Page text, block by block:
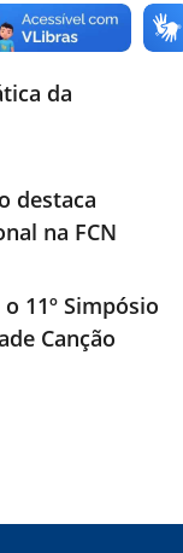
da
destaca
na FCN
11º Simpósio
Canção